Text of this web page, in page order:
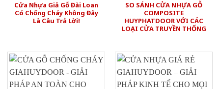
Cửa Nhựa Giả Gỗ Đài Loan
Có Chống Cháy Không Đây
Là Câu Trả Lời!
SO SÁNH CỬA NHỰA GỖ
COMPOSITE
HUYPHATDOOR VỚI CÁC
LOẠI CỬA TRUYỀN THỐNG